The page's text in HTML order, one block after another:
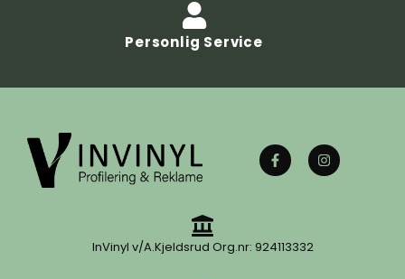
Personlig Service
InVinyl v/A.Kjeldsrud Org.nr: 924113332